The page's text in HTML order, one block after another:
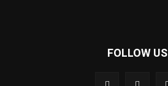
FOLLOW US